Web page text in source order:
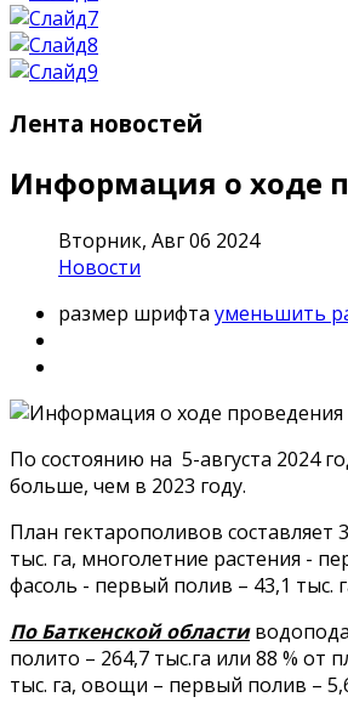
Лента новостей
Информация о ходе
Вторник, Авг 06 2024
Новости
размер шрифта уменьшить
По состоянию на 5-августа 2024
больше, чем в 2023 году.
План гектарополивов составляет
тыс. га, многолетние растения -
фасоль - первый полив – 43,1 тыс.
По Баткенской области
полито – 264,7 тыс.га или 88 %
тыс. га, овощи – первый полив –